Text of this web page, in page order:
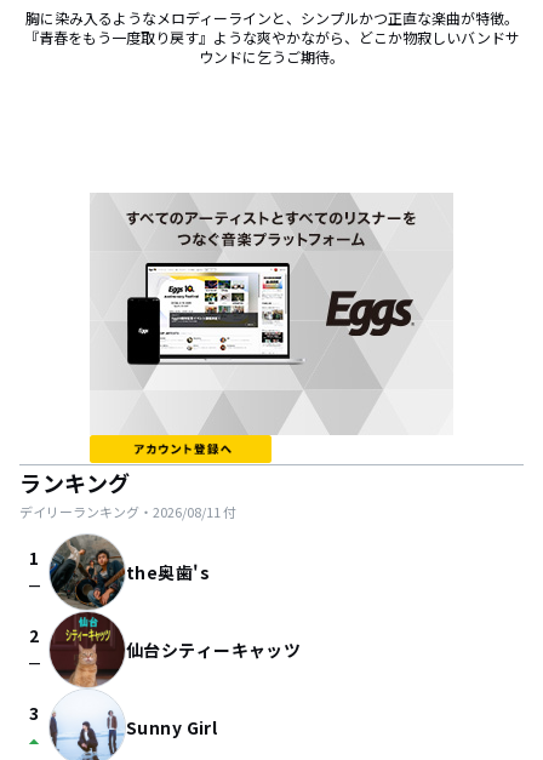
胸に染み入るようなメロディーラインと、シンプルかつ正直な楽曲が特徴。
『青春をもう一度取り戻す』ような爽やかながら、どこか物寂しいバンドサ
ウンドに乞うご期待。
ランキング
デイリーランキング・ 2026/08/11 付
1
check_indeterminate_small the奥歯's
2
check_indeterminate_small 仙台シティーキャッツ
3
arrow_drop_up Sunny Girl